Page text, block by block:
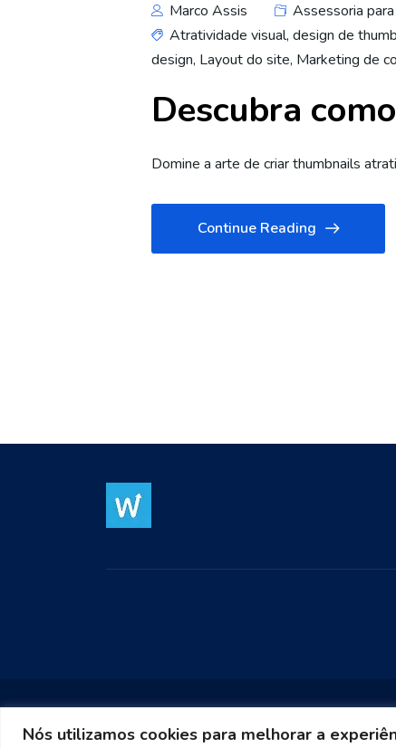
Nós utilizamos cookies para melhorar a
Marco Assis Assessoria
Atratividade visual, design de
design, Layout do site, Marketing de
Descubra
Domine a arte de criar thumbnails
Continue Reading